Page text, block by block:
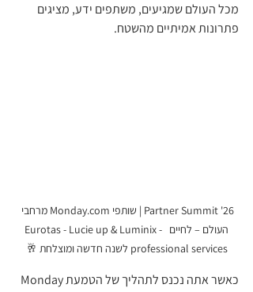
מכל העולם שמגיעים, משתפים ידע, מציגים
פתרונות אמיתיים מהשטח.
Partner Summit '26 | שותפי Monday.com מרחבי
העולם – לחיים  Eurotas - Lucie up & Luminix -
professional services לשנה חדשה ומוצלחת 🥂